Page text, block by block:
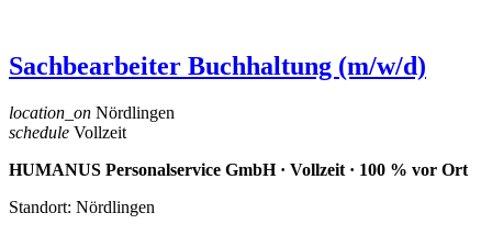
Sachbearbeiter Buchhaltung (m/w/d)
location_on Nördlingen
schedule Vollzeit
HUMANUS Personalservice GmbH · Vollzeit · 100 % vor Ort
Standort: Nördlingen